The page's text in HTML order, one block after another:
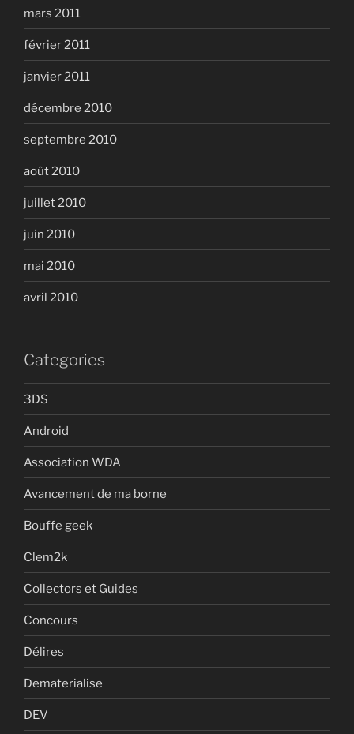
mars 2011
février 2011
janvier 2011
décembre 2010
septembre 2010
août 2010
juillet 2010
juin 2010
mai 2010
avril 2010
Categories
3DS
Android
Association WDA
Avancement de ma borne
Bouffe geek
Clem2k
Collectors et Guides
Concours
Délires
Dematerialise
DEV